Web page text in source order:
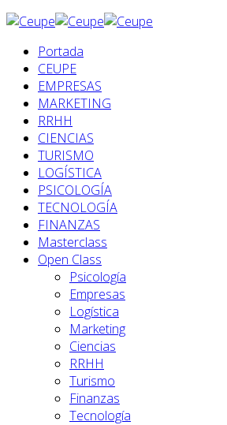
Portada
CEUPE
EMPRESAS
MARKETING
RRHH
CIENCIAS
TURISMO
LOGÍSTICA
PSICOLOGÍA
TECNOLOGÍA
FINANZAS
Masterclass
Open Class
Psicología
Empresas
Logística
Marketing
Ciencias
RRHH
Turismo
Finanzas
Tecnología